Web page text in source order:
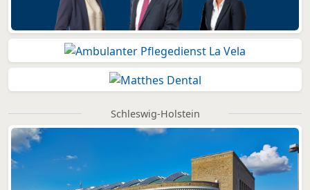
Schleswig-Holstein